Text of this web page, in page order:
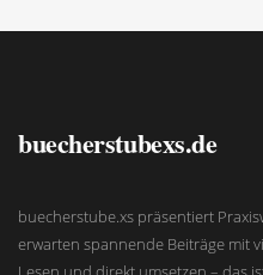
buecherstubexs.de
buecherstube.xs präsentiert
erwarten spannende Beiträge mit